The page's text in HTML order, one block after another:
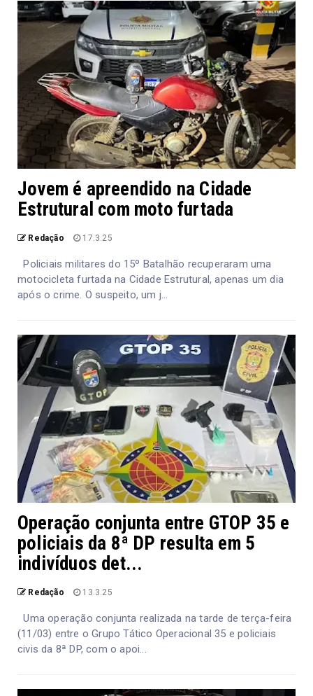
Jovem é apreendido na Cidade
Estrutural com moto furtada
Redação 17.3.25
Policiais militares do 15º Batalhão recuperaram uma
motocicleta furtada na Cidade Estrutural, apenas um dia
após o crime. O suspeito, um j...
Operação conjunta entre GTOP 35 e
policiais da 8ª DP resulta em 5
indivíduos det...
Redação 13.3.25
Uma operação conjunta realizada na tarde de terça-feira
(11/03) entre o Grupo Tático Operacional 35 e policiais
civis da 8ª DP, com o apoi...